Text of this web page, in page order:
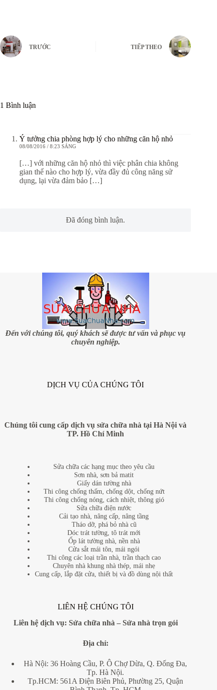
TRƯỚC TIẾP THEO
1 Bình luận
Ý tưởng chia phòng hợp lý cho những căn hộ nhỏ
08/08/2016 / 8:23 SÁNG
[…] với những căn hộ nhỏ thì việc phân chia không
gian thế nào cho hợp lý, vừa đầy đủ công năng sử
dụng, lại vừa đảm bảo […]
Đã đóng bình luận.
Đến với chúng tôi, quý khách sẽ được tư vấn và phục vụ
chuyên nghiệp.
DỊCH VỤ CỦA CHÚNG TÔI
Chúng tôi cung cấp dịch vụ sửa chữa nhà tại Hà Nội và
TP. Hồ Chí Minh
Sửa chữa các hạng mục theo yêu cầu
Sơn nhà, sơn bả matit
Giấy dán tường nhà
Thi công chống thấm, chống dột, chống nứt
Thi công chống nóng, cách nhiệt, thông gió
Sửa chữa điện nước
Cải tạo nhà, nâng cấp, nâng tầng
Tháo dỡ, phá bỏ nhà cũ
Dóc trát tường, tô trát mới
Ốp lát tường nhà, nền nhà
Cửa sắt mái tôn, mái ngói
Thi công các loại trần nhà, trần thạch cao
Chuyên nhà khung nhà thép, mái nhẹ
Cung cấp, lắp đặt cửa, thiết bị và đồ dùng nội thất
LIÊN HỆ CHÚNG TÔI
Liên hệ dịch vụ: Sửa chữa nhà – Sửa nhà trọn gói
Địa chỉ:
Hà Nội: 36 Hoàng Cầu, P. Ô Chợ Dừa, Q. Đống Đa,
Tp. Hà Nội.
Tp.HCM: 561A Điện Biên Phủ, Phường 25, Quận